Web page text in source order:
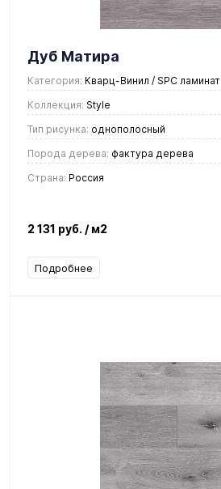
Дуб Матира
Категория: Кварц-Винил / SPC ламинат
Коллекция: Style
Тип рисунка: однополосный
Порода дерева: фактура дерева
Страна: Россия
2 131 руб. / м2
Подробнее